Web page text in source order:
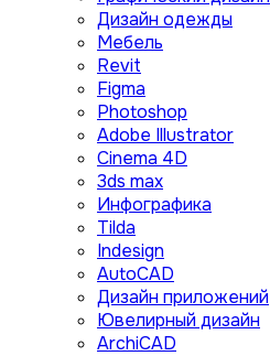
Дизайн одежды
Мебель
Revit
Figma
Photoshop
Adobe Illustrator
Сinema 4D
3ds max
Инфографика
Tilda
Indesign
AutoCAD
Дизайн приложений
Ювелирный дизайн
ArchiCAD